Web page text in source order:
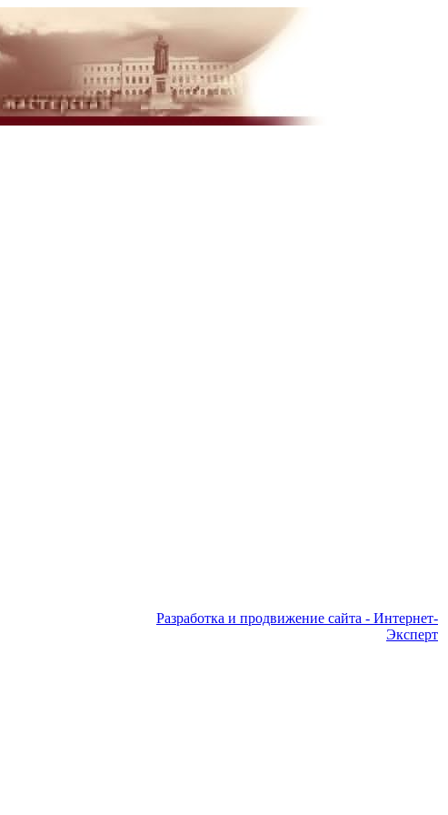
Разработка и продвижение сайта - Интернет-
Эксперт